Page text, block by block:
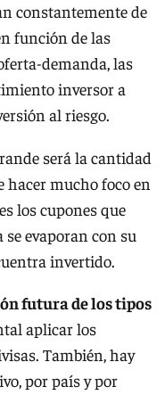
constantemente de
función de las
demanda, las
inversor a
al riesgo.
será la cantidad
hacer mucho foco en
los cupones que
evaporan con su
invertido.
futura de los tipos
aplicar los
También, hay
por país y por